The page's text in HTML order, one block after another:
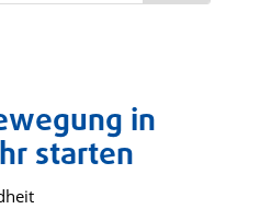
in
starten